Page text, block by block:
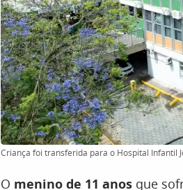
Criança foi transferida para o Hospital Infantil
O menino de 11 anos que